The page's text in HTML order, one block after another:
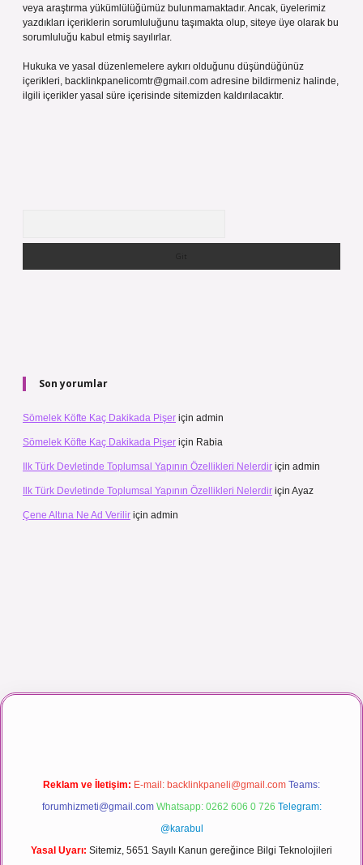
veya araştırma yükümlülüğümüz bulunmamaktadır. Ancak, üyelerimiz
yazdıkları içeriklerin sorumluluğunu taşımakta olup, siteye üye olarak bu
sorumluluğu kabul etmiş sayılırlar.
Hukuka ve yasal düzenlemelere aykırı olduğunu düşündüğünüz
içerikleri, backlinkpanelicomtr@gmail.com adresine bildirmeniz halinde,
ilgili içerikler yasal süre içerisinde sitemizden kaldırılacaktır.
Son yorumlar
Sömelek Köfte Kaç Dakikada Pişer için admin
Sömelek Köfte Kaç Dakikada Pişer için Rabia
Ilk Türk Devletinde Toplumsal Yapının Özellikleri Nelerdir için admin
Ilk Türk Devletinde Toplumsal Yapının Özellikleri Nelerdir için Ayaz
Çene Altına Ne Ad Verilir için admin
maç izle
Reklam ve İletişim: E-mail: backlinkpaneli@gmail.com Teams:
forumhizmeti@gmail.com Whatsapp: 0262 606 0 726 Telegram:
@karabul
Yasal Uyarı: Sitemiz, 5651 Sayılı Kanun gereğince Bilgi Teknolojileri